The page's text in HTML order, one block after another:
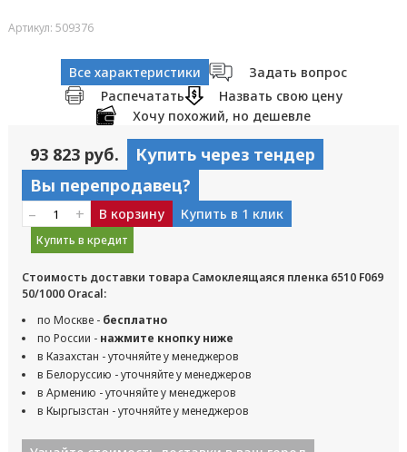
Артикул: 509376
Все характеристики
Задать вопрос
Распечатать
Назвать свою цену
Хочу похожий, но дешевле
93 823 руб.
Купить через тендер
Вы перепродавец?
– + В корзину Купить в 1 клик
Купить в кредит
Стоимость доставки товара Самоклеящаяся пленка 6510 F069
50/1000 Oracal:
по Москве - бесплатно
по России - нажмите кнопку ниже
в Казахстан - уточняйте у менеджеров
в Белоруссию - уточняйте у менеджеров
в Армению - уточняйте у менеджеров
в Кыргызстан - уточняйте у менеджеров